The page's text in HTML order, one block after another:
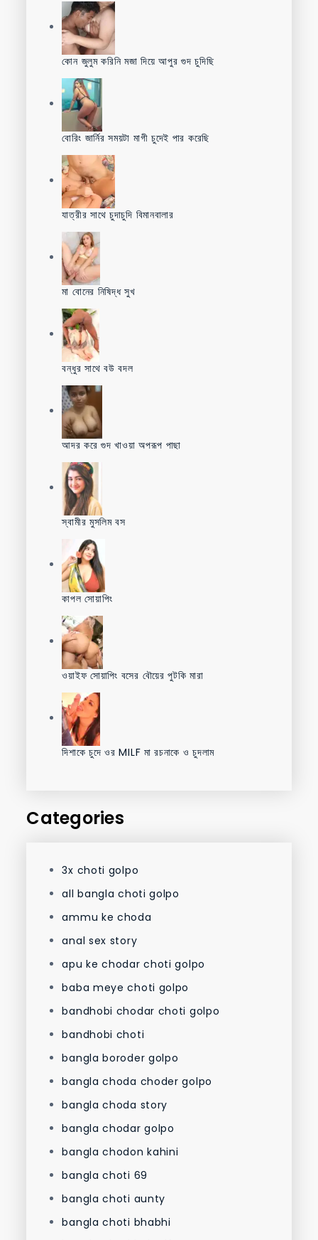
কোন জুলুম করিনি মজা দিয়ে আপুর গুদ চুদিছি
বোরিং জার্নির সময়টা মাগী চুদেই পার করেছি
যাত্রীর সাথে চুদাচুদি বিমানবালার
মা বোনের নিষিদ্ধ সুখ
বন্ধুর সাথে বউ বদল
আদর করে গুদ খাওয়া অপরূপ পাছা
স্বামীর মুসলিম বস
কাপল সোয়াপিং
ওয়াইফ সোয়াপিং বসের বৌয়ের পুটকি মারা
দিশাকে চুদে ওর MILF মা রচনাকে ও চুদলাম
Categories
3x choti golpo
all bangla choti golpo
ammu ke choda
anal sex story
apu ke chodar choti golpo
baba meye choti golpo
bandhobi chodar choti golpo
bandhobi choti
bangla boroder golpo
bangla choda choder golpo
bangla choda story
bangla chodar golpo
bangla chodon kahini
bangla choti 69
bangla choti aunty
bangla choti bhabhi